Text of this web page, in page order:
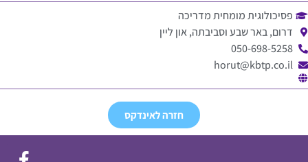
פסיכולוגית מומחית מדריכה
דרום, באר שבע וסביבתה, און ליין
050-698-5258
horut@kbtp.co.il
חזרה לאינדקס